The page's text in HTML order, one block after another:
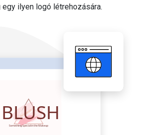
ilyen logó létrehozására.